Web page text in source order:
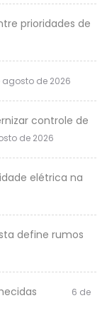
prioridades de
agosto de 2026
controle de
de 2026
elétrica na
define rumos
6 de